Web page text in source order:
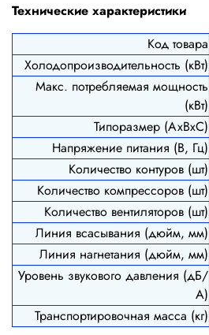
Технические характеристики
Код товара
Холодопроизводительность (кВт)
Макс. потребляемая мощность
(кВт)
Типоразмер (АхВхС)
Напряжение питания (В, Гц)
Количество контуров (шт)
Количество компрессоров (шт)
Количество вентиляторов (шт)
Линия всасывания (дюйм, мм)
Линия нагнетания (дюйм, мм)
Уровень звукового давления (дБ/
А)
Транспортировочная масса (кг)